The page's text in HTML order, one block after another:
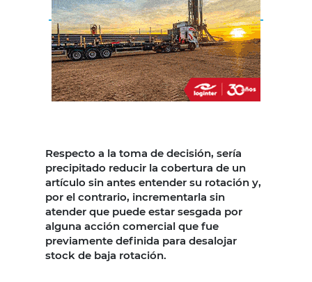
Respecto a la toma de decisión, sería
precipitado reducir la cobertura de un
artículo sin antes entender su rotación y,
por el contrario, incrementarla sin
atender que puede estar sesgada por
alguna acción comercial que fue
previamente definida para desalojar
stock de baja rotación.